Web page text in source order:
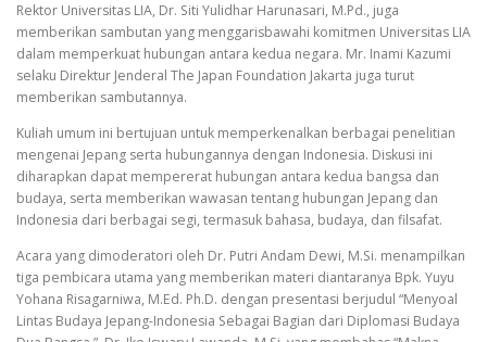
Rektor Universitas LIA, Dr. Siti Yulidhar Harunasari, M.Pd., juga
memberikan sambutan yang menggarisbawahi komitmen Universitas LIA
dalam memperkuat hubungan antara kedua negara. Mr. Inami Kazumi
selaku Direktur Jenderal The Japan Foundation Jakarta juga turut
memberikan sambutannya.
Kuliah umum ini bertujuan untuk memperkenalkan berbagai penelitian
mengenai Jepang serta hubungannya dengan Indonesia. Diskusi ini
diharapkan dapat mempererat hubungan antara kedua bangsa dan
budaya, serta memberikan wawasan tentang hubungan Jepang dan
Indonesia dari berbagai segi, termasuk bahasa, budaya, dan filsafat.
Acara yang dimoderatori oleh Dr. Putri Andam Dewi, M.Si. menampilkan
tiga pembicara utama yang memberikan materi diantaranya Bpk. Yuyu
Yohana Risagarniwa, M.Ed. Ph.D. dengan presentasi berjudul “Menyoal
Lintas Budaya Jepang-Indonesia Sebagai Bagian dari Diplomasi Budaya